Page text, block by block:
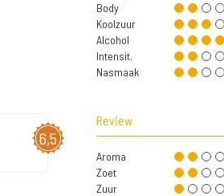
Body
Koolzuur
Alcohol
Intensit.
Nasmaak
6,5
Review
Aroma
Zoet
Zuur